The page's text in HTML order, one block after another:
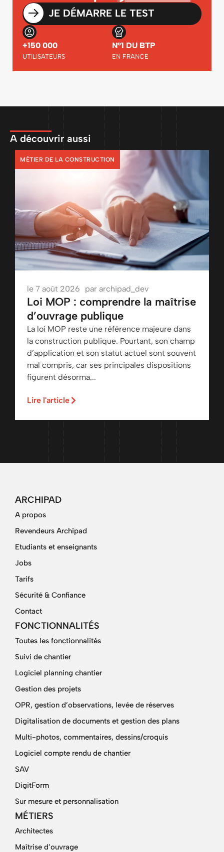
JE DÉMARRE LE TEST
+150 000
UTILISATEURS
N°1 DU BTP
EN FRANCE
A découvrir aussi
MÉTIER DE LA CONSTRUCTION
le 7 août 2026 par archipad_dev
Loi MOP : comprendre la maîtrise
d’ouvrage publique
La loi MOP reste une référence majeure dans
la construction publique. Pourtant, son champ
d’application et son statut actuel sont souvent
mal compris, car ses principales dispositions
figurent désorma...
Lire l'article
ARCHIPAD
A propos
Revendeurs Archipad
Etudiants et enseignants
Jobs
Tarifs
Sécurité & Confiance
Contact
FONCTIONNALITÉS
Toutes les fonctionnalités
Suivi de chantier
Logiciel planning chantier
Gestion des projets
OPR, gestion d’observations, levée de réserves
Digitalisation de documents et gestion des plans
Multi-photos, commentaires, dessins/croquis
Logiciel compte rendu de chantier
SAV
DigitForm
Sur mesure et personnalisation
MÉTIERS
Architectes
Maîtrise d’ouvrage